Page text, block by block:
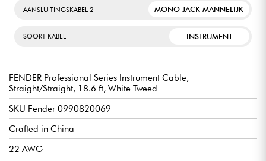
AANSLUITINGSKABEL 2 MONO JACK MANNELIJK
SOORT KABEL INSTRUMENT
FENDER Professional Series Instrument Cable,
Straight/Straight, 18.6 ft, White Tweed
SKU Fender 0990820069
Crafted in China
22 AWG